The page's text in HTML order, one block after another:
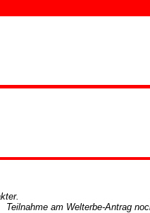
Teilnahme am Welterbe-Antrag